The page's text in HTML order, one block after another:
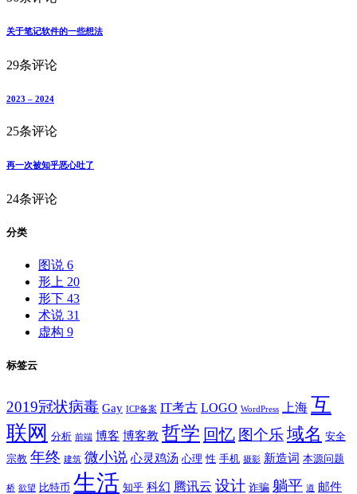
关于笔记软件的一些想法
29条评论
2023 – 2024
25条评论
再一次被知乎恶心吐了
24条评论
分类
图说 6
形上 20
形下 43
术说 31
虚构 9
标签云
2019冠状病毒 Gay ICP备案 IT考古 LOGO WordPress 上海 互
联网 分析 前端 博客 博客教 哲学 回忆 图个乐域名 安全
宗教 年终 建筑 微小说 心灵鸡汤 心理 性 手机 摄影 新造词 本源问题
桥 欲望 比特币 生活 知乎 科幻 腾讯云 设计 诈骗 躺平 道 邮件